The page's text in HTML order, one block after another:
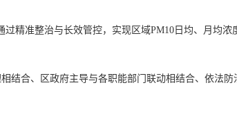
过精准整治与长效管控，实现区域PM10日均、月均
结合、区政府主导与各职能部门联动相结合、依法